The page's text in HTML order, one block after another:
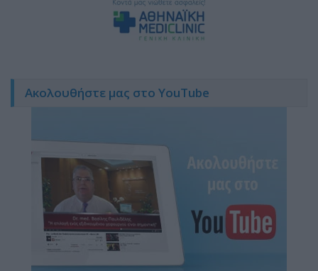
Ακολουθήστε μας στο YouTube